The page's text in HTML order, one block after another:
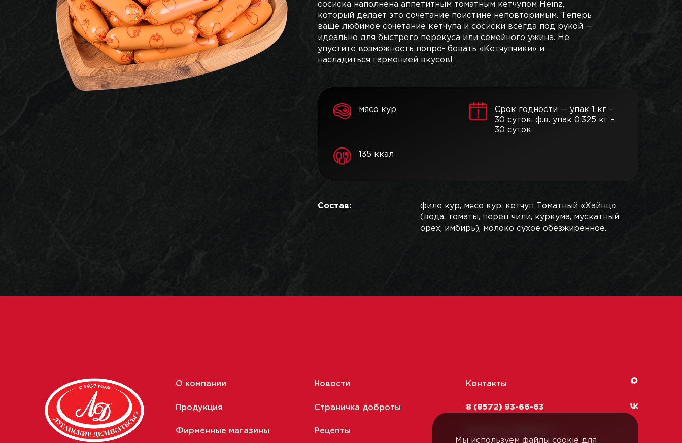
Мы используем файлы cookie для
сосиска наполнена аппетитным томатным кетчупом Hеinz,
который делает это сочетание поистине неповторимым. Теперь
ваше любимое сочетание кетчупа и сосиски всегда под рукой —
идеально для быстрого перекуса или семейного ужина. Не
упустите возможность попро- бовать «Кетчупчики» и
насладиться гармонией вкусов!
мясо кур
Срок годности — упак 1 кг –
30 суток, ф.в. упак 0,325 кг –
30 суток
135 ккал
Состав:
филе кур, мясо кур, кетчуп Томатный «Хайнц»
(вода, томаты, перец чили, куркума, мускатный
орех, имбирь), молоко сухое обезжиренное.
О компании
Продукция
Фирменные магазины
Новости
Страничка доброты
Рецепты
Контакты
8 (8572) 93-66-63